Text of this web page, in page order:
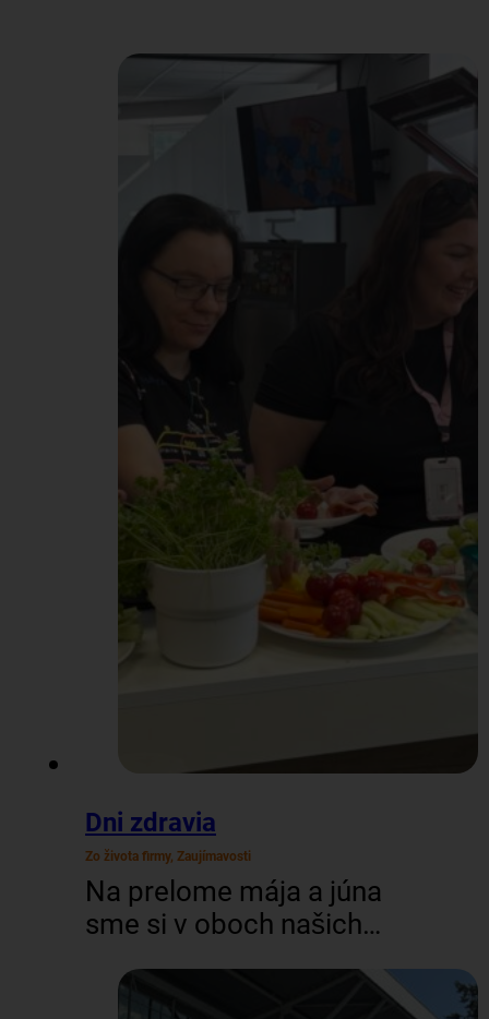
Dni zdravia
Zo života firmy, Zaujímavosti
Na prelome mája a júna
sme si v oboch našich
dopriali trochu